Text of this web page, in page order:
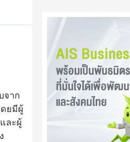
จาก
ดยมีผู้
ละผู้